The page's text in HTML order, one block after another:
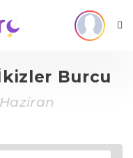
Burcu
Haziran